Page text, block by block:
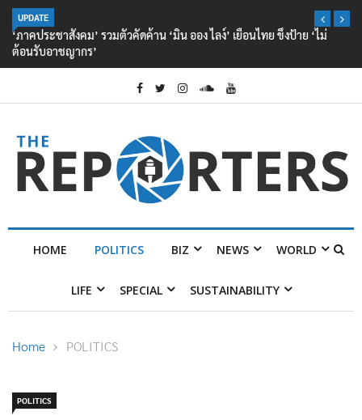
UPDATE
‘ภาคประชาสังคม’ รวมตัวคัดค้าน ‘มิน ออง ไลง์’ เยือนไทย ขึงป้าย ‘ไม่
ต้อนรับอาชญากร’
HOME POLITICS BIZ NEWS WORLD
LIFE SPECIAL SUSTAINABILITY
Home POLITICS
POLITICS